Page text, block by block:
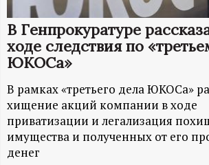
Й
Д
А
Н
-
В Генпрокуратуре
ходе следствия по
ЮКОСа»
В рамках «третьего дела ЮКОСа»
хищение акций компании в ходе
приватизации и легализация
имущества и полученных от его
денег